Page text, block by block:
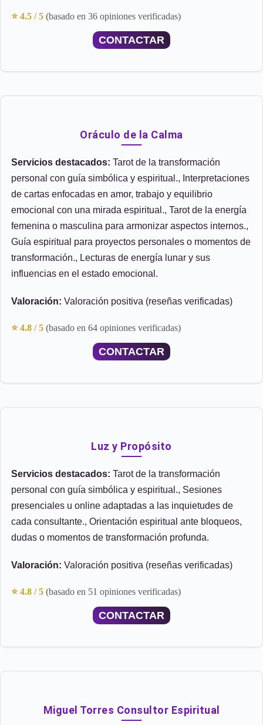
⭐ 4.5 / 5 (basado en 36 opiniones verificadas)
CONTACTAR
Oráculo de la Calma
Servicios destacados: Tarot de la transformación
personal con guía simbólica y espiritual., Interpretaciones
de cartas enfocadas en amor, trabajo y equilibrio
emocional con una mirada espiritual., Tarot de la energía
femenina o masculina para armonizar aspectos internos.,
Guía espiritual para proyectos personales o momentos de
transformación., Lecturas de energía lunar y sus
influencias en el estado emocional.
Valoración: Valoración positiva (reseñas verificadas)
⭐ 4.8 / 5 (basado en 64 opiniones verificadas)
CONTACTAR
Luz y Propósito
Servicios destacados: Tarot de la transformación
personal con guía simbólica y espiritual., Sesiones
presenciales u online adaptadas a las inquietudes de
cada consultante., Orientación espiritual ante bloqueos,
dudas o momentos de transformación profunda.
Valoración: Valoración positiva (reseñas verificadas)
⭐ 4.8 / 5 (basado en 51 opiniones verificadas)
CONTACTAR
Miguel Torres Consultor Espiritual